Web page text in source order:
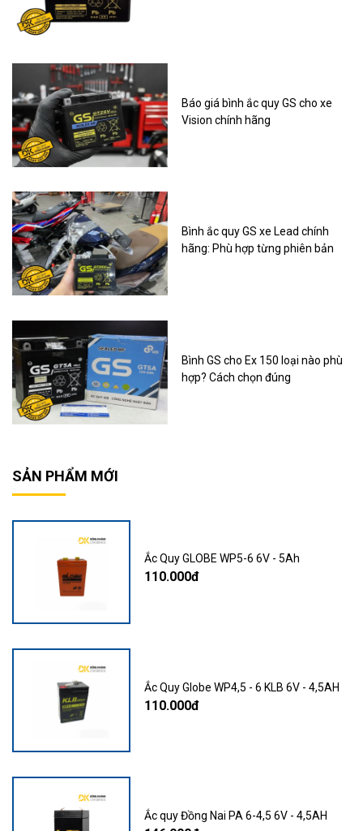
Báo giá bình ắc quy GS cho xe
Vision chính hãng
Bình ắc quy GS xe Lead chính
hãng: Phù hợp từng phiên bản
Bình GS cho Ex 150 loại nào phù
hợp? Cách chọn đúng
SẢN PHẨM MỚI
Ắc Quy GLOBE WP5-6 6V - 5Ah
110.000đ
Ắc Quy Globe WP4,5 - 6 KLB 6V - 4,5AH
110.000đ
Ắc quy Đồng Nai PA 6-4,5 6V - 4,5AH